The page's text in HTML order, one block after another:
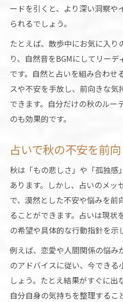
ードを引くと、より深い洞察や
られるでしょう。
たとえば、散歩中にお気に入り
り、自然音をBGMにしてリー
です。自然と占いを組み合わせ
スや不安を手放し、前向きな気
できます。自分だけの秋のルー
のも効果的です。
占いで秋の不安を前
秋は「もの悲しさ」や「孤独感
あります。しかし、占いのメッ
で、漠然とした不安や悩みを前
ることができます。占いは現状
の希望や具体的な行動指針を示
例えば、恋愛や人間関係の悩み
のアドバイスに従い、今できる
しょう。たとえ結果がすぐに出
自分自身の気持ちを整理する